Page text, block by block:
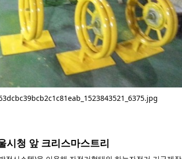
시청 앞 크리 스마스트리